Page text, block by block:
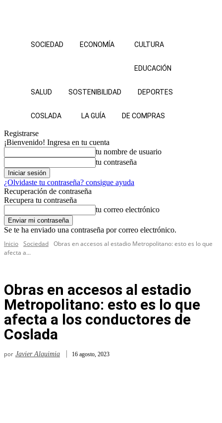
SOCIEDAD ECONOMÍA CULTURA
EDUCACIÓN
SALUD SOSTENIBILIDAD DEPORTES
COSLADA LA GUÍA DE COMPRAS
Registrarse
¡Bienvenido! Ingresa en tu cuenta
tu nombre de usuario
tu contraseña
¿Olvidaste tu contraseña? consigue ayuda
Recuperación de contraseña
Recupera tu contraseña
tu correo electrónico
Se te ha enviado una contraseña por correo electrónico.
Inicio Sociedad Obras en accesos al estadio Metropolitano: esto es lo que
afecta a...
Obras en accesos al estadio
Metropolitano: esto es lo que
afecta a los conductores de
Coslada
por Javier Alquimia 16 agosto, 2023